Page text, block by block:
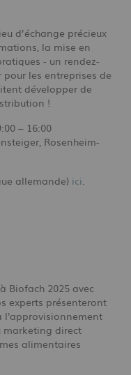
d’échange précieux
la mise en
- un rendez-
les entreprises de
développer de
!
– 16:00
Rosenheim-
allemande) ici.
Biofach 2025 avec
experts présenteront
l'approvisionnement
marketing direct
alimentaires